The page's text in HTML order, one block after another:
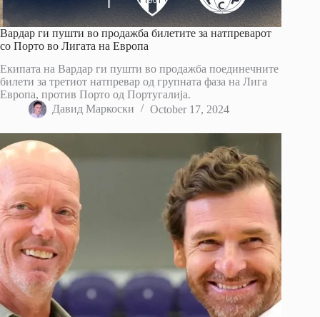
Вардар ги пушти во продажба билетите за натпреварот
со Порто во Лигата на Европа
Екипата на Вардар ги пушти во продажба поединечните
билети за третиот натпревар од групната фаза на Лига
Европа, против Порто од Португалија.
Давид Маркоски
October 17, 2024